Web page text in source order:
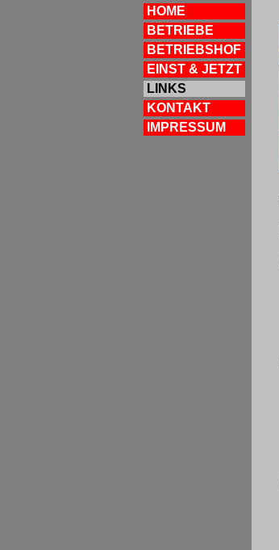
HOME
BETRIEBE
BETRIEBSHOF
EINST & JETZT
LINKS
KONTAKT
IMPRESSUM